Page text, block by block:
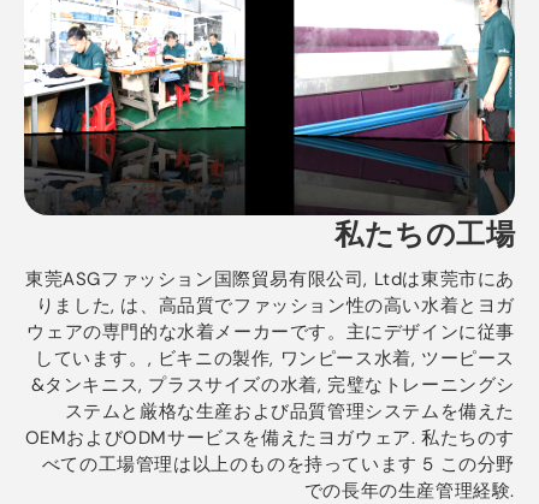
私たちの工場
東莞ASGファッション国際貿易有限公司, Ltdは東莞市にあ
りました, は、高品質でファッション性の高い水着とヨガ
ウェアの専門的な水着メーカーです。主にデザインに従事
しています。, ビキニの製作, ワンピース水着, ツーピース
&タンキニス, プラスサイズの水着, 完璧なトレーニングシ
ステムと厳格な生産および品質管理システムを備えた
OEMおよびODMサービスを備えたヨガウェア. 私たちのす
べての工場管理は以上のものを持っています 5 この分野
での長年の生産管理経験.